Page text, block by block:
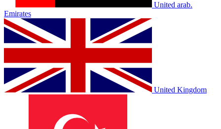
United arab.
Emirates
United Kingdom